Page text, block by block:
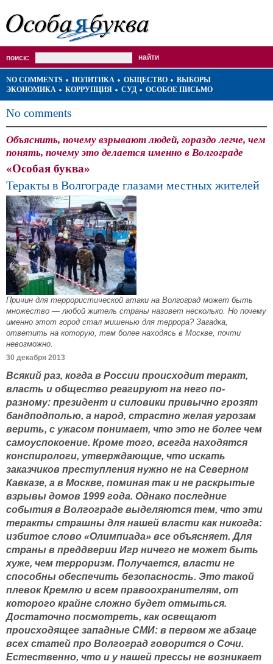
поиск:
NO COMMENTS ПОЛИТИКА ОБЩЕСТВО
ВЫБОРЫ
ЭКОНОМИКА
КОРРУПЦИЯ СУД ОСОБОЕ ПИСЬМО
No comments
Объяснить, почему взрывают людей, гораздо легче, чем
понять, почему это делается именно в Волгограде
«Особая буква»
Теракты в Волгограде глазами местных жителей
Причин для террористической атаки на Волгоград может быть
множество — любой житель страны назовет несколько. Но почему
именно этот город стал мишенью для террора? Загадка,
ответить на которую, тем более находясь в Москве, почти
невозможно.
30 декабря 2013
Всякий раз, когда в России происходит теракт,
власть и общество реагируют на него по-
разному: президент и силовики привычно грозят
бандподполью, а народ, страстно желая угрозам
верить, с ужасом понимает, что это не более чем
самоуспокоение. Кроме того, всегда находятся
конспирологи, утверждающие, что искать
заказчиков преступления нужно не на Северном
Кавказе, а в Москве, поминая так и не раскрытые
взрывы домов 1999 года. Однако последние
события в Волгограде выделяются тем, что эти
теракты страшны для нашей власти как никогда:
избитое слово «Олимпиада» все объясняет. Для
страны в преддверии Игр ничего не может быть
хуже, чем терроризм. Получается, власти не
способны обеспечить безопасность. Это такой
плевок Кремлю и всем правоохранителям, от
которого крайне сложно будет отмыться.
Достаточно посмотреть, как освещают
происходящее западные СМИ: в первом же абзаце
всех статей про Волгоград говорится о Сочи.
Естественно, что и у нашей прессы не возникает